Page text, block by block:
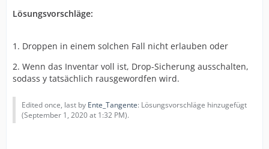
Lösungsvorschläge:
1. Droppen in einem solchen Fall nicht erlauben oder
2. Wenn das Inventar voll ist, Drop-Sicherung ausschalten,
sodass y tatsächlich rausgewordfen wird.
Edited once, last by Ente_Tangente: Lösungsvorschläge hinzugefügt
(September 1, 2020 at 1:32 PM).